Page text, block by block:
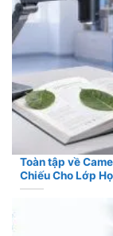
Toàn tập về
Chiếu Cho Lớp